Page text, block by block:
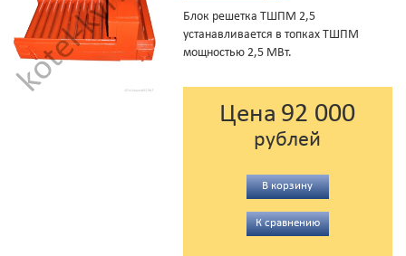
Блок решетка ТШПМ 2,5
устанавливается в топках ТШПМ
мощностью 2,5 МВт.
Цена 92 000
рублей
В корзину
К сравнению